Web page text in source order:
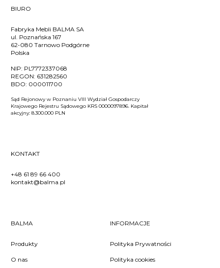
BIURO
Fabryka Mebli BALMA SA
ul. Poznańska 167
62-080 Tarnowo Podgórne
Polska
NIP: PL7772337068
REGON: 631282560
BDO: 000011700
Sąd Rejonowy w Poznaniu VIII Wydział Gospodarczy
Krajowego Rejestru Sądowego KRS 0000097896. Kapitał
akcyjny: 8.300.000 PLN
KONTAKT
+48 61 89 66 400
kontakt@balma.pl
BALMA
Produkty
O nas
INFORMACJE
Polityka Prywatności
Polityka cookies